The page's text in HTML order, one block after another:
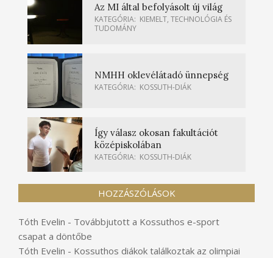
Az MI által befolyásolt új világ
KATEGÓRIA: KIEMELT, TECHNOLÓGIA ÉS
TUDOMÁNY
NMHH oklevélátadó ünnepség
KATEGÓRIA: KOSSUTH-DIÁK
Így válasz okosan fakultációt
középiskolában
KATEGÓRIA: KOSSUTH-DIÁK
HOZZÁSZÓLÁSOK
Tóth Evelin - Továbbjutott a Kossuthos e-sport
csapat a döntőbe
Tóth Evelin - Kossuthos diákok találkoztak az olimpiai